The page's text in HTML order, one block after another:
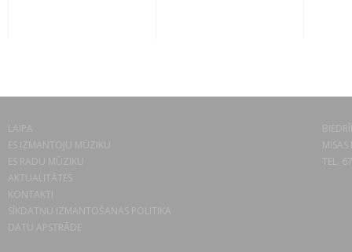
LAIPA
ES IZMANTOJU MŪZIKU
ES RADU MŪZIKU
AKTUALITĀTES
KONTAKTI
SĪKDATŅU IZMANTOŠANAS POLITIKA
DATU APSTRĀDE
TEL.